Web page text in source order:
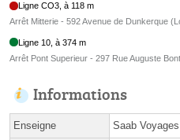
Ligne CO3, à 118 m
Arrêt Mitterie - 592 Avenue de Dunkerque
Ligne 10, à 374 m
Arrêt Pont Superieur - 297 Rue Auguste
Informations
Enseigne Saab Voyages